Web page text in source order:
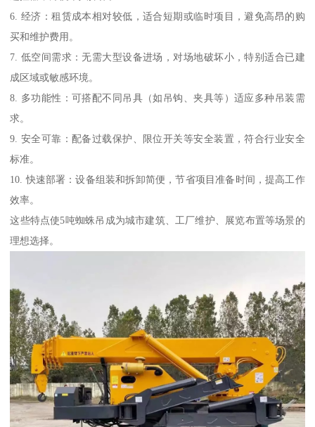
6. 经济：租赁成本相对较低，适合短期或临时项目，避免高昂的购
买和维护费用。
7. 低空间需求：无需大型设备进场，对场地破坏小，特别适合已建
成区域或敏感环境。
8. 多功能性：可搭配不同吊具（如吊钩、夹具等）适应多种吊装需
求。
9. 安全可靠：配备过载保护、限位开关等安全装置，符合行业安全
标准。
10. 快速部署：设备组装和拆卸简便，节省项目准备时间，提高工作
效率。
这些特点使5吨蜘蛛吊成为城市建筑、工厂维护、展览布置等场景的
理想选择。